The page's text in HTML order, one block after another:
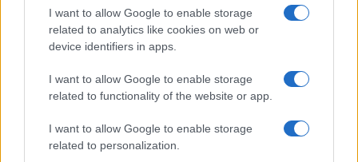
I want to allow Google to enable storage
related to analytics like cookies on web or
device identifiers in apps.
I want to allow Google to enable storage
related to functionality of the website or app.
I want to allow Google to enable storage
related to personalization.
ΟΣΑ ΧΡΕΙΑΖΕΣΑΙ
ΓΙΑ ΤΟ ΚΑΛΟΚΑΙΡΙ ΣΟΥ →